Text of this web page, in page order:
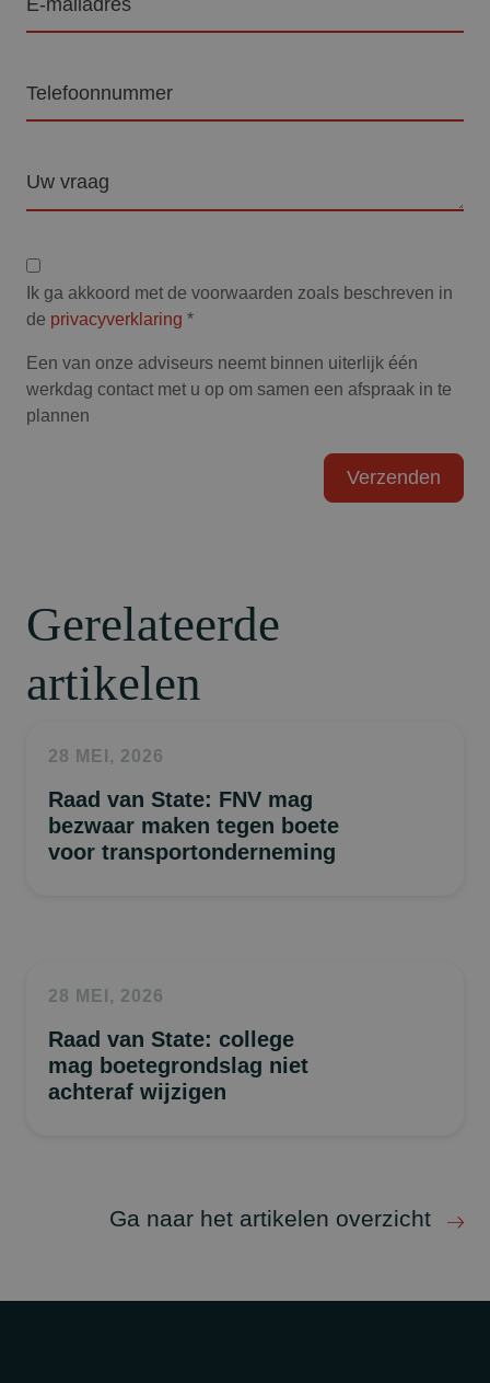
mailadres
Privacyverklaring
Ik ga akkoord met de voorwaarden zoals beschreven in
de privacyverklaring *
Een van onze adviseurs neemt binnen uiterlijk één
werkdag contact met u op om samen een afspraak in te
plannen
Gerelateerde
artikelen
28 MEI, 2026
Raad van State: FNV mag
bezwaar maken tegen boete
voor transportonderneming
28 MEI, 2026
Raad van State: college
mag boetegrondslag niet
achteraf wijzigen
Ga naar het artikelen overzicht